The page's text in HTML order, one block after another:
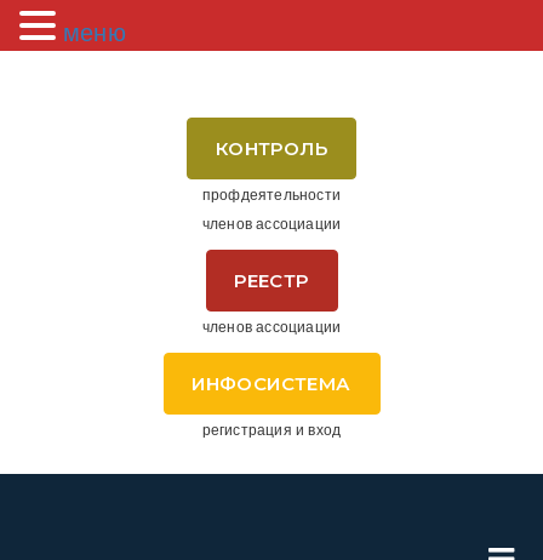
КОНТРОЛЬ
профдеятельности
членов ассоциации
РЕЕСТР
членов ассоциации
ИНФОСИСТЕМА
регистрация и вход
меню